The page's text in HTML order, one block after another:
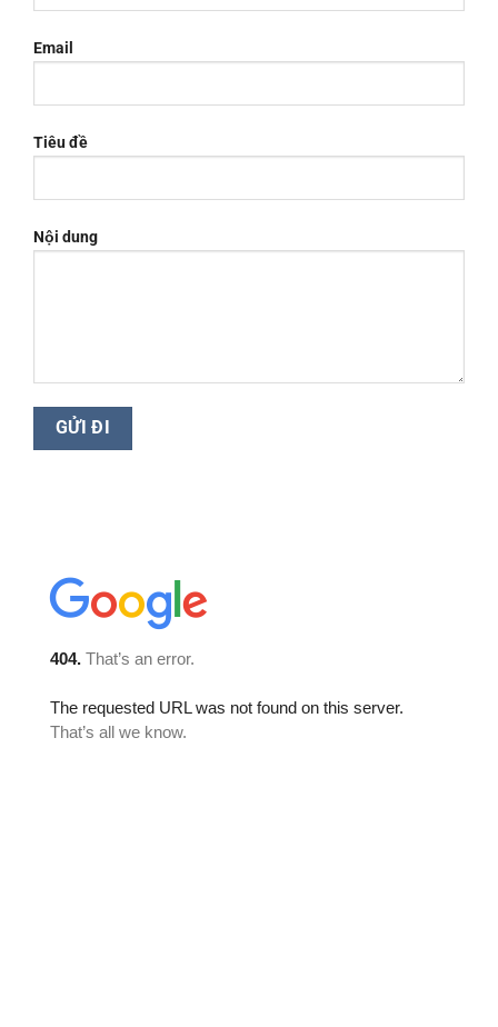
Email
Tiêu đề
Nội dung